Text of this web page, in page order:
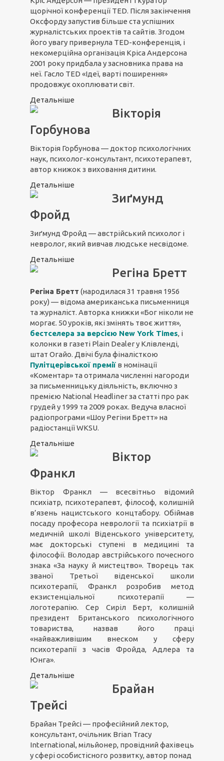
щорічної конференції TED. Після закінчення
Оксфорду запустив більше ста успішних
журналістських проектів та сайтів. Згодом
його увагу привернула TED-конференція, і
некомерційна організація Кріса Андерсона
2001 року придбала у засновника права на
неї. Гасло TED «Ідеї, варті поширення»
продовжує охоплювати світ.
Детальніше
Вікторія
Горбунова
Вікторія Горбунова — доктор психологічних
наук, психолог-консультант, психотерапевт,
автор книжок з виховання дитини.
Детальніше
Зиґмунд
Фройд
Зиґмунд Фройд — австрійський психолог і
невролог, який вивчав людське несвідоме.
Детальніше
Регіна Бретт
Регіна Бретт (народилася 31 травня 1956
року) — відома американська письменниця
та журналіст. Авторка книжки «Бог ніколи не
моргає. 50 уроків, які змінять твоє життя»,
бестселера за версією New York Times, і
колонки в газеті Plain Dealer у Клівленді,
штат Огайо. Двічі була фіналісткою
Пулітцерівської премії в номінації
«Коментар» та отримала численні нагороди
за письменницьку діяльність, включно з
премією National Headliner за статті про рак
грудей у 1999 та 2009 роках. Ведуча власної
радіопрограми «Шоу Регіни Бретт» на
радіостанції WKSU.
Детальніше
Віктор
Франкл
Віктор Франкл — всесвітньо відомий
психіатр, психотерапевт, філософ, колишній
в’язень нацистського концтабору. Обіймав
посаду професора неврології та психіатрії в
медичній школі Віденського університету,
має докторські ступені в медицині та
філософії. Володар австрійського почесного
знака «За науку й мистецтво». Творець так
званої Третьої віденської школи
психотерапії, Франкл розробив метод
екзистенціальної психотерапії —
логотерапію. Сер Сиріл Берт, колишній
президент Британського психологічного
товариства, назвав його праці
«найважливішим внеском у сферу
психотерапії з часів Фройда, Адлера та
Юнга».
Детальніше
Брайан
Трейсі
Брайан Трейсі — професійний лектор,
консультант, очільник Brian Tracy
International, мільйонер, провідний фахівець
у сфері особистісного розвитку, автор понад